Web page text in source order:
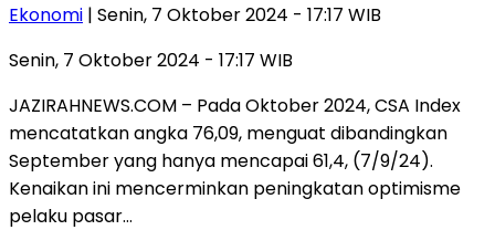
Ekonomi | Senin, 7 Oktober 2024 - 17:17 WIB
Senin, 7 Oktober 2024 - 17:17 WIB
JAZIRAHNEWS.COM – Pada Oktober 2024, CSA Index
mencatatkan angka 76,09, menguat dibandingkan
September yang hanya mencapai 61,4, (7/9/24).
Kenaikan ini mencerminkan peningkatan optimisme
pelaku pasar…